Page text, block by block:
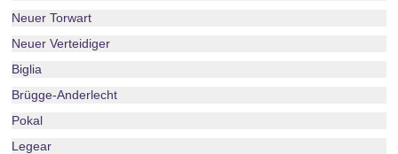
Neuer Torwart
Neuer Verteidiger
Biglia
Brügge-Anderlecht
Pokal
Legear